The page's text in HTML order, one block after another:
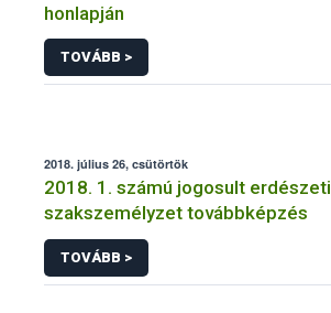
honlapján
TOVÁBB >
2018. július 26, csütörtök
2018. 1. számú jogosult erdészeti
szakszemélyzet továbbképzés
TOVÁBB >